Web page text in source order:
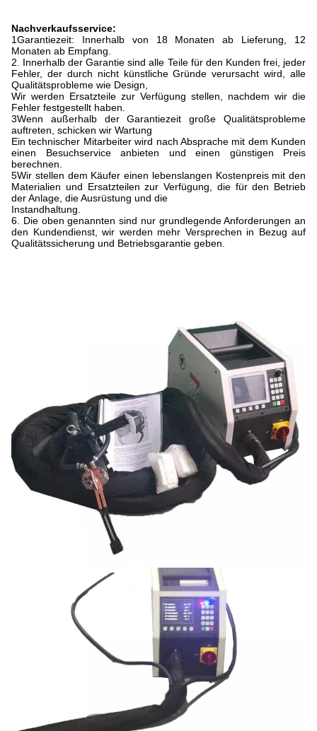
Nachverkaufsservice:
1Garantiezeit: Innerhalb von 18 Monaten ab Lieferung, 12
Monaten ab Empfang.
2. Innerhalb der Garantie sind alle Teile für den Kunden frei, jeder
Fehler, der durch nicht künstliche Gründe verursacht wird, alle
Qualitätsprobleme wie Design,
Wir werden Ersatzteile zur Verfügung stellen, nachdem wir die
Fehler festgestellt haben.
3Wenn außerhalb der Garantiezeit große Qualitätsprobleme
auftreten, schicken wir Wartung
Ein technischer Mitarbeiter wird nach Absprache mit dem Kunden
einen Besuchservice anbieten und einen günstigen Preis
berechnen.
5Wir stellen dem Käufer einen lebenslangen Kostenpreis mit den
Materialien und Ersatzteilen zur Verfügung, die für den Betrieb
der Anlage, die Ausrüstung und die
Instandhaltung.
6. Die oben genannten sind nur grundlegende Anforderungen an
den Kundendienst, wir werden mehr Versprechen in Bezug auf
Qualitätssicherung und Betriebsgarantie geben.